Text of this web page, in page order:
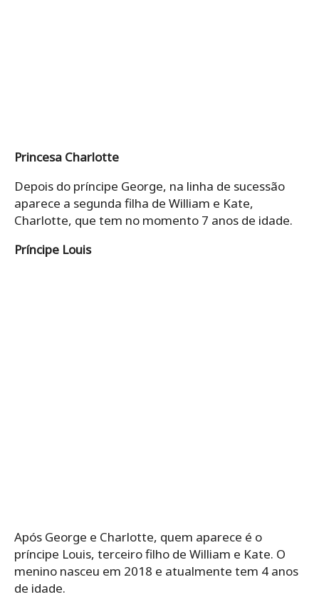
Princesa Charlotte
Depois do príncipe George, na linha de sucessão
aparece a segunda filha de William e Kate,
Charlotte, que tem no momento 7 anos de idade.
Príncipe Louis
Após George e Charlotte, quem aparece é o
príncipe Louis, terceiro filho de William e Kate. O
menino nasceu em 2018 e atualmente tem 4 anos
de idade.